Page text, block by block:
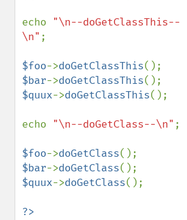
echo "\n--doGetClassThis--
\n" ;
$foo->doGetClassThis
$bar->doGetClassThis
$quux->doGetClassThis();
echo "\n--doGetClass--\n" ;
$foo->doGetClass
$bar->doGetClass
$quux->doGetClass();